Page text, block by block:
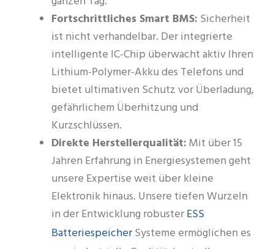
Fortschrittliches Smart BMS: Sicherheit
ist nicht verhandelbar. Der integrierte
intelligente IC-Chip überwacht aktiv Ihren
Lithium-Polymer-Akku des Telefons und
bietet ultimativen Schutz vor Überladung,
gefährlichem Überhitzung und
Kurzschlüssen.
Direkte Herstellerqualität: Mit über 15
Jahren Erfahrung in Energiesystemen geht
unsere Expertise weit über kleine
Elektronik hinaus. Unsere tiefen Wurzeln
in der Entwicklung robusterESS
BatteriespeicherSysteme ermöglichen es